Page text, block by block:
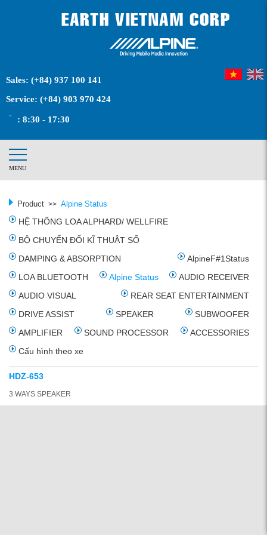
Sales: (+84) 937 100 141
Service: (+84) 903 970 424
: 8:30 - 17:30
MENU
Product >> Alpine Status
HỆ THỐNG LOA ALPHARD/ WELLFIRE
BỘ CHUYỂN ĐỔI KĨ THUẬT SỐ
DAMPING & ABSORPTION
AlpineF#1Status
LOA BLUETOOTH
Alpine Status
AUDIO RECEIVER
AUDIO VISUAL
REAR SEAT ENTERTAINMENT
DRIVE ASSIST
SPEAKER
SUBWOOFER
AMPLIFIER
SOUND PROCESSOR
ACCESSORIES
Cấu hình theo xe
HDZ-653
3 WAYS SPEAKER